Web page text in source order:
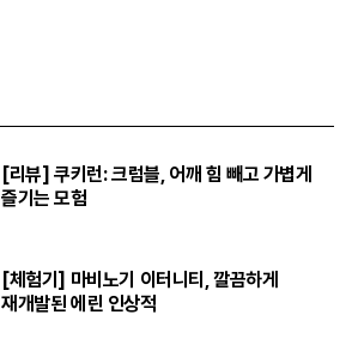
[리뷰] 쿠키런: 크럼블, 어깨 힘 빼고 가볍게
즐기는 모험
[체험기] 마비노기 이터니티, 깔끔하게
재개발된 에린 인상적